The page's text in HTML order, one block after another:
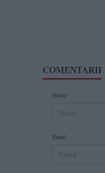
COMENTARII
Nume
Email